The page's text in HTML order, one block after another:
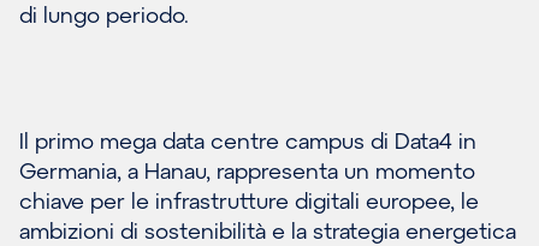
di lungo periodo.
Il primo mega data centre campus di Data4 in
Germania, a Hanau, rappresenta un momento
chiave per le infrastrutture digitali europee, le
ambizioni di sostenibilità e la strategia energetica